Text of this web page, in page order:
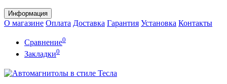
Информация
О магазине Оплата Доставка Гарантия Установка Контакты
Сравнение0
Закладки0